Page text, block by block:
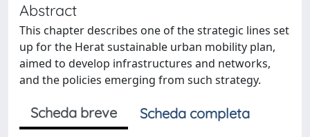
Abstract
This chapter describes one of the strategic lines set
up for the Herat sustainable urban mobility plan,
aimed to develop infrastructures and networks,
and the policies emerging from such strategy.
Scheda breve
Scheda completa